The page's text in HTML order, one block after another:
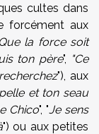
cultes dans
forcément aux
Que la force soit
ton père", "Ce
"), aux
et ton seau
Chico", "Je sens
") ou aux petites